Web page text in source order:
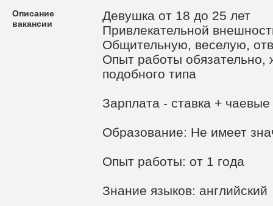
Описание
вакансии
Девушка от 18 до 25 лет
Привлекательной
Общительную, веселую,
Опыт работы обязательно,
подобного типа
Зарплата - ставка + чаевые
Образование: Не имеет
Опыт работы: от 1 года
Знание языков: английский